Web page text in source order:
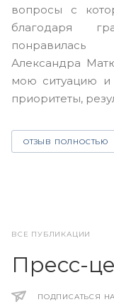
вопросы с
благодаря
понравилась
Александра
мою ситуацию и
приоритеты,
ОТЗЫВ ПОЛНОСТЬЮ
ВСЕ ПУБЛИКАЦИИ
Пресс-
ПОДПИСАТЬСЯ